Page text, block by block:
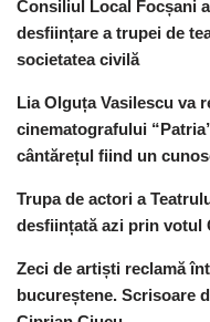
Consiliul Local Focșani
desființare a trupei de
societatea civilă
Lia Olguța Vasilescu va
cinematografului
cântărețul fiind un
Trupa de actori a
desființată azi prin votul
Zeci de artiști reclamă
bucureștene. Scrisoare